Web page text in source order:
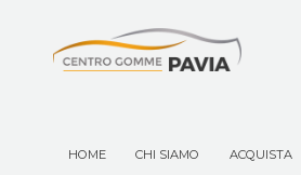
HOME CHI SIAMO ACQUISTA